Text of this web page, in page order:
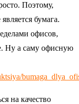
Поэтому,
бумага.
офисов,
Ну а саму офисную
на качество